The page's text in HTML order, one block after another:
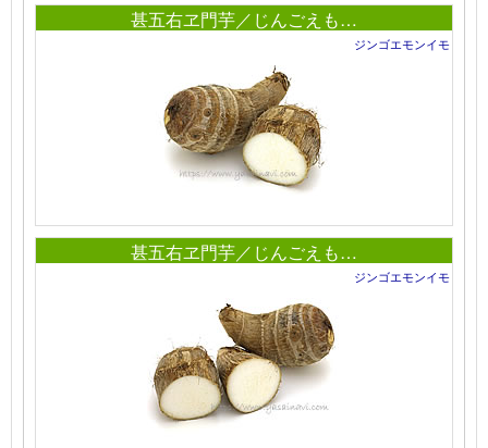
甚五右ヱ門芋／じんごえも…
ジンゴエモンイモ
甚五右ヱ門芋／じんごえも…
ジンゴエモンイモ